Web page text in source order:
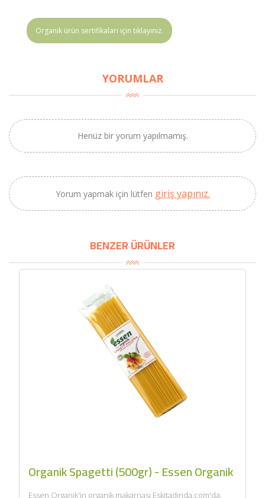
Organik ürün sertifikaları için tıklayınız.
YORUMLAR
Henüz bir yorum yapılmamış.
Yorum yapmak için lütfen giriş yapınız.
BENZER ÜRÜNLER
Organik Spagetti (500gr) - Essen Organik
Essen Organik'in organik makarnası Eskitadında.com'da.
×
BU HAFTANIN PLANLI İNDİRİMİ
Sızma Zeytinyağı
(2025 Yeni Hasat,
Güney Ege, 5 Litre) -
SEPETE EKLE